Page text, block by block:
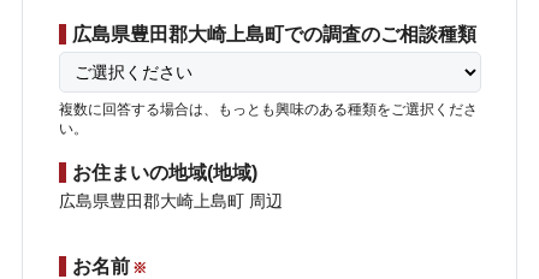
広島県豊田郡大崎上島町での調査のご相談種類
複数に回答する場合は、もっとも興味のある種類をご選択くださ
い。
お住まいの地域(地域)
広島県豊田郡大崎上島町 周辺
お名前 ※